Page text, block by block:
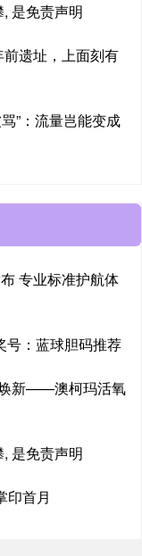
是免责声明
遗址，上面刻有
”：流量岂能变成
专业标准护航体
号：蓝球胆码推荐
新——澳柯玛活氧
是免责声明
印首月